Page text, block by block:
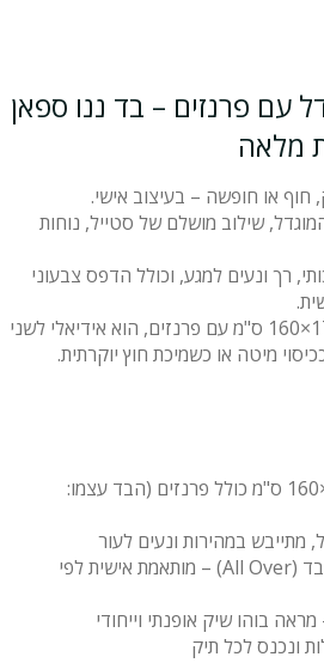
עם פרנזים – בד ננו ספאן
מלאה
חוף או חופשה – בעיצוב אישי.
שילוב מושלם של סטייל, נוחות
רך ונעים למגע, וכולל הדפס צבעוני
בזכות הממדים הרחבים – 170×160 ס"מ עם פרנזים, הוא אידיאלי לשני
מיטה או כשמיכת חוץ יוקרתית.
מידות נדיבות במיוחד – 170×160 ס"מ כולל פרנזים (הבד עצמו:
מתייבש במהירות ונעים לעור
הדפסה מלאה על כל שטח הבד (All Over) – מותאמת אישית לפי
בוהו שיק אופנתי וייחודי
ונכנס לכל תיק